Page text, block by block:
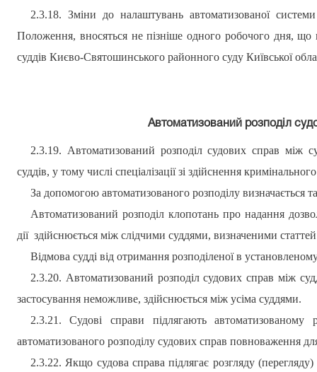
2.3.18. Зміни до налаштувань автоматизованої
Положення, вносяться не пізніше одного робочого дня, що
суддів Києво-Святошинського районного суду Київської
Автоматизований розподіл
2.3.19. Автоматизований розподіл судових справ між
суддів, у тому числі спеціалізації зі здійснення
За допомогою автоматизованого розподілу визначається
Автоматизований розподіл клопотань про надання
дії здійснюється між слідчими суддями, визначеними
Відмова судді від отримання розподіленої в
2.3.20. Автоматизований розподіл судових справ між
застосування неможливе, здійснюється між усіма суддями.
2.3.21. Судові справи підлягають
автоматизованого розподілу судових справ повноваження
2.3.22. Якщо судова справа підлягає розгляду